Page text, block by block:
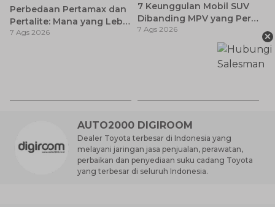
Perbedaan Pertamax dan
Pertalite: Mana yang Lebih
Baik untuk Mobil Toyota
7 Ags 2026
7 Keunggulan Mobil SUV
Dibanding MPV yang Perlu
Anda Ketahui
7 Ags 2026
AUTO2000 DIGIROOM
Dealer Toyota terbesar di Indonesia yang
melayani jaringan jasa penjualan, perawatan,
perbaikan dan penyediaan suku cadang Toyota
yang terbesar di seluruh Indonesia.
×